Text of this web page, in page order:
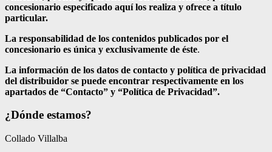
concesionario especificado aquí los realiza y ofrece a título
particular.
La responsabilidad de los contenidos publicados por el
concesionario es única y exclusivamente de éste.
La información de los datos de contacto y política de privacidad
del distribuidor se puede encontrar respectivamente en los
apartados de “Contacto” y “Política de Privacidad”.
¿Dónde estamos?
Collado Villalba